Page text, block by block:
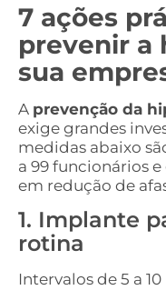
7 ações
prevenir a
sua
A prevenção da
exige grandes
medidas abaixo
a 99 funcionários
em redução de
1. Implante
rotina
Intervalos de 5 a